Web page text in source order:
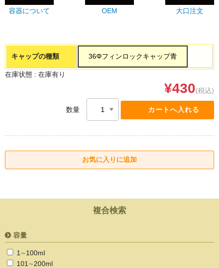
容器について OEM 大口注文
キャップの種類 36Φフィンロックキャップ青
在庫状態 : 在庫有り
¥430(税込)
数量
複合検索
容量
1∼100ml
101∼200ml